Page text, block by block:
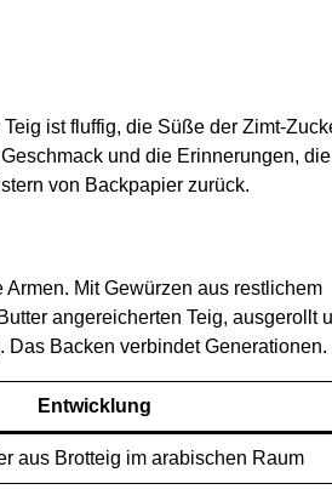
ist fluffig, die Süße der Zimt-
und die Erinnerungen, die
von Backpapier zurück.
Mit Gewürzen aus restlichem
angereicherten Teig, ausgerollt
Das Backen verbindet Generationen.
Entwicklung
aus Brotteig im arabischen Raum